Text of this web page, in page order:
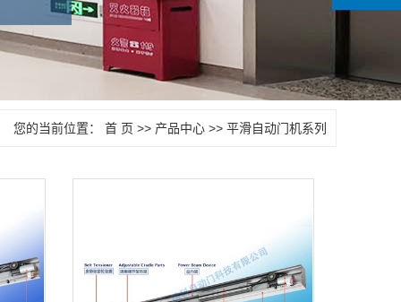
您的当前位置： 首 页 >> 产品中心 >> 平滑自动门机系列